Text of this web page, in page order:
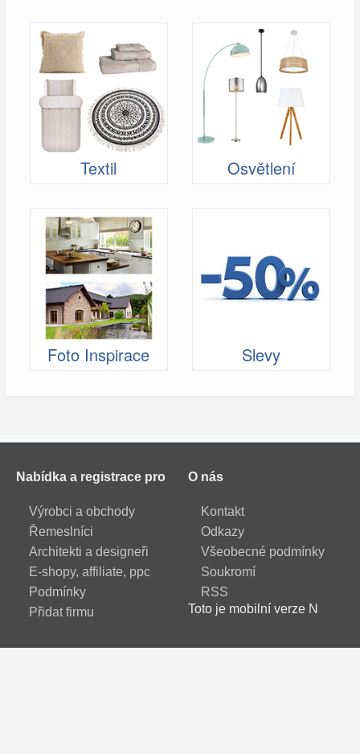
Textil Osvětlení
Foto Inspirace Slevy
Nabídka a registrace pro
Výrobci a obchody
Řemeslníci
Architekti a designeři
E-shopy, affiliate, ppc
Podmínky
Přidat firmu
O nás
Kontakt
Odkazy
Všeobecné podmínky
Soukromí
RSS
Toto je mobilní verze N